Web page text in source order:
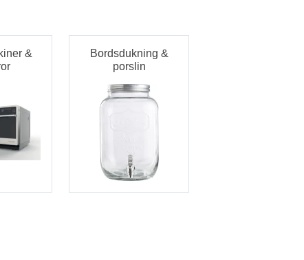
&
Bordsdukning &
porslin